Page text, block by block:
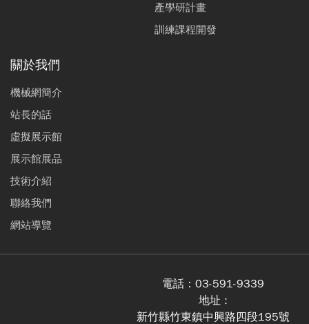
產學研計畫
訓練課程開發
關於我們
機械網簡介
站長的話
虛擬展示館
展示館展品
技術介紹
聯絡我們
網站導覽
電話： 03-591-9339
地址 :
新竹縣竹東鎮中興路四段195號